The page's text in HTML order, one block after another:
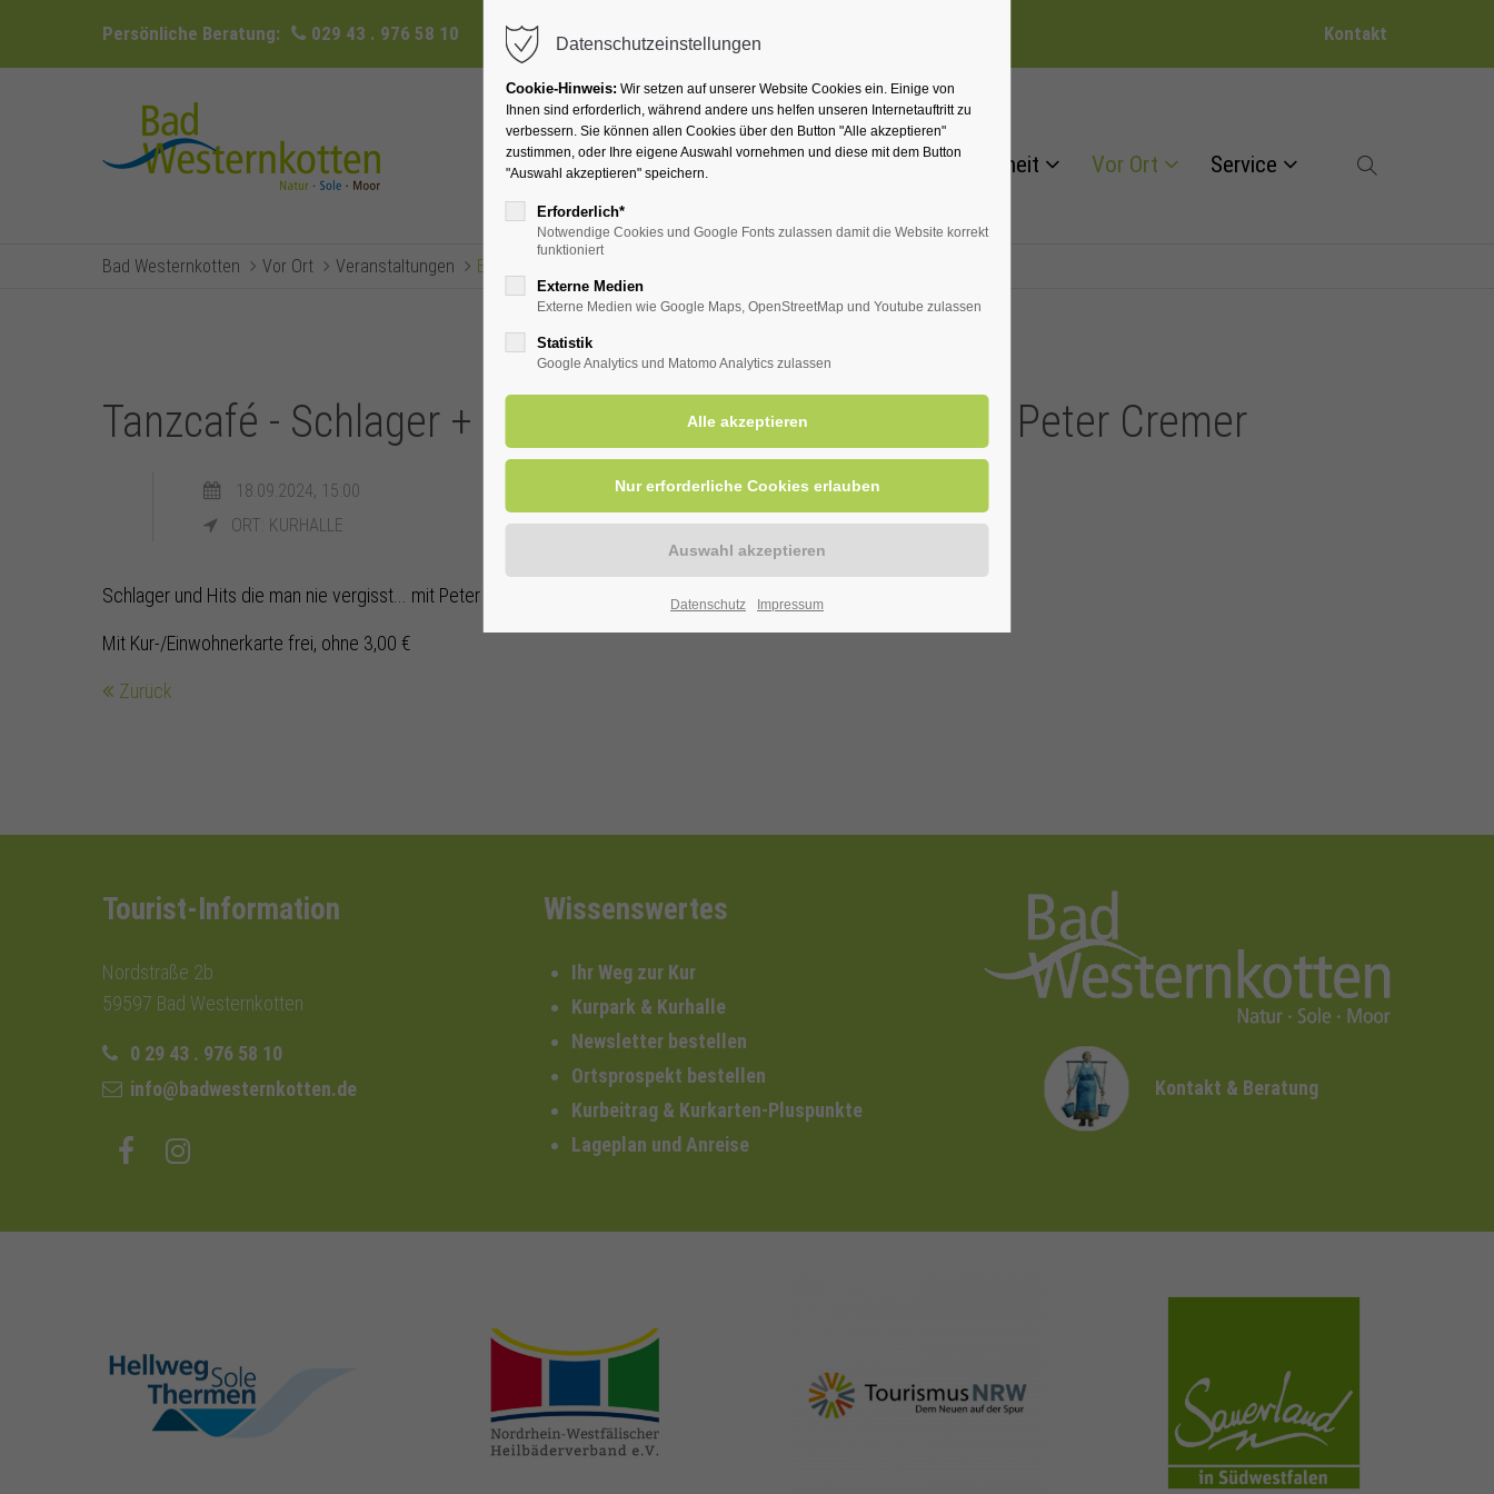
Persönliche Beratung: 029 43 . 976 58 10 info@badwesternkotten.de Kontakt
Ihr Heilbad Übernachten Für Ihre Gesundheit Vor Ort Service
Bad Westernkotten Vor Ort Veranstaltungen Eventsreader (Timeline)
Tanzcafé - Schlager + Hits die man nie vergisst... mit Peter Cremer
18.09.2024, 15:00
ORT: KURHALLE
Schlager und Hits die man nie vergisst... mit Peter Cremer
Mit Kur-/Einwohnerkarte frei, ohne 3,00 €
Zurück
Tourist-Information
Nordstraße 2b
59597 Bad Westernkotten
0 29 43 . 976 58 10
info@badwesternkotten.de
Wissenswertes
Ihr Weg zur Kur
Kurpark & Kurhalle
Newsletter bestellen
Ortsprospekt bestellen
Kurbeitrag & Kurkarten-Pluspunkte
Lageplan und Anreise
Kontakt & Beratung
hellweg-sole-
thermen.de
heilbaeder.de
nrw-tourismus.de sauerland.com
Datenschutzeinstellungen
Cookie-Hinweis: Wir setzen auf unserer Website Cookies ein. Einige von
Ihnen sind erforderlich, während andere uns helfen unseren Internetauftritt zu
verbessern. Sie können allen Cookies über den Button "Alle akzeptieren"
zustimmen, oder Ihre eigene Auswahl vornehmen und diese mit dem Button
"Auswahl akzeptieren" speichern.
Erforderlich*
Notwendige Cookies und Google Fonts zulassen damit die Website korrekt
funktioniert
Externe Medien
Externe Medien wie Google Maps, OpenStreetMap und Youtube zulassen
Statistik
Google Analytics und Matomo Analytics zulassen
Datenschutz Impressum